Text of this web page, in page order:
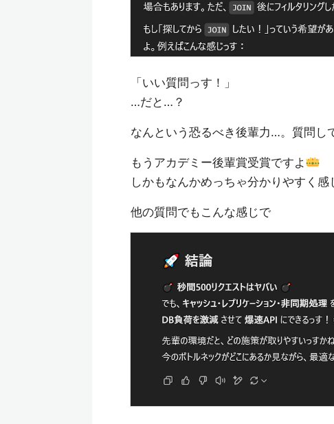
「いい質問っす！」
…だと…？
なんという恐るべき後輩力…。質問し
もうアカデミー後輩賞受賞ですよ
しかもなんかめっちゃ分かりやすく感
他の質問でもこんな感じで